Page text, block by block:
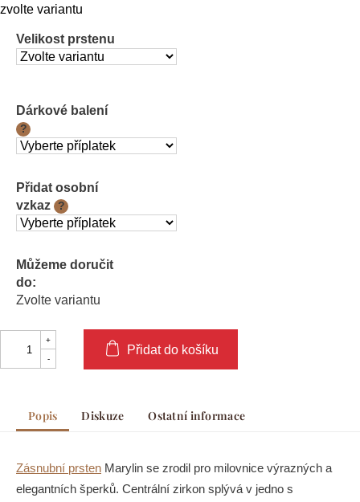
Měrná
zvolte variantu
Velikost prstenu
Dárkové balení
?
Přidat osobní
vzkaz
?
Můžeme doručit
do:
Zvolte variantu
Přidat do košíku
Popis Diskuze Ostatní informace
Zásnubní prsten Marylin se zrodil pro milovnice výrazných a
elegantních šperků. Centrální zirkon splývá v jedno s